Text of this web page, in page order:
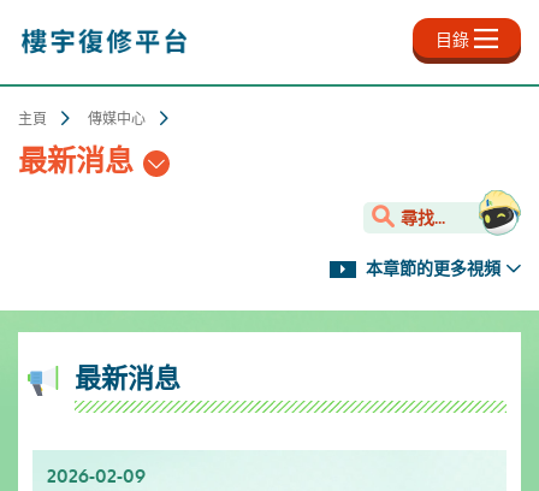
內
目錄
主頁 傳媒中心
最新消息
尋找...
本章節的更多視頻
最新消息
2026-02-09
2025-11-18
2025-10-13
2025-09-30
2025-06-27
2025-03-25
2025-01-10
2024-12-31